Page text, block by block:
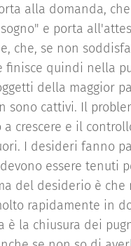
alla domanda,
e porta
che, se non
finisce quindi nella
della maggior
sono cattivi. Il
crescere e il
I desideri fanno
essere tenuti
del desiderio è che
rapidamente in
è la chiusura dei